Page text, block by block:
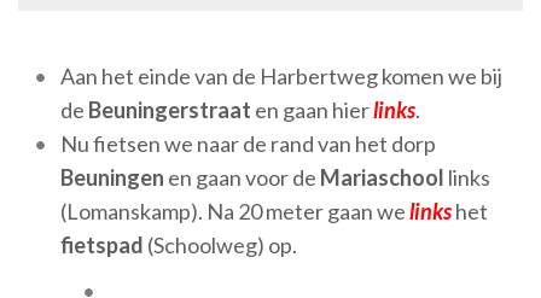
Aan het einde van de Harbertweg komen we bij
de Beuningerstraat en gaan hierlinks.
Nu fietsen we naar de rand van het dorp
Beuningen en gaan voor de Mariaschool links
(Lomanskamp). Na 20 meter gaan welinkshet
fietspad (Schoolweg) op.